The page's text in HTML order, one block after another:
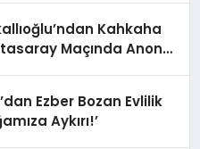
Kahkaha
Maçında Anons
Ezber Bozan Evlilik
Aykırı!’